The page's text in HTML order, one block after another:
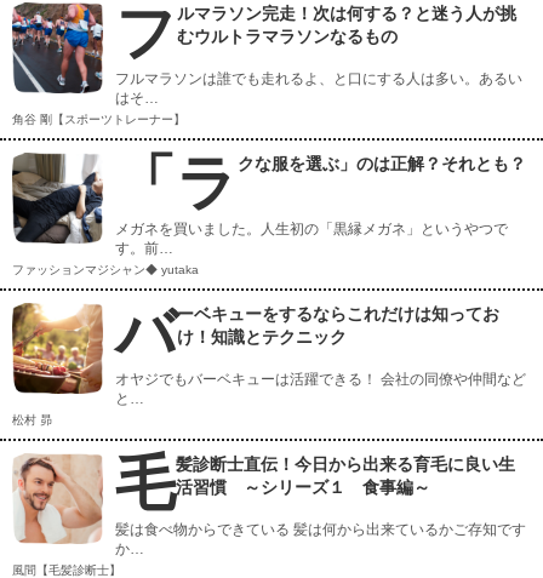
フ ルマラソン完走！次は何する？と迷う人が挑
むウルトラマラソンなるもの
フルマラソンは誰でも走れるよ、と口にする人は多い。あるい
はそ…
角谷 剛【スポーツトレーナー】
「ラ クな服を選ぶ」のは正解？それとも？
メガネを買いました。人生初の「黒縁メガネ」というやつで
す。前…
ファッションマジシャン◆ yutaka
バーベキューをするならこれだけは知ってお
け！知識とテクニック
オヤジでもバーベキューは活躍できる！ 会社の同僚や仲間など
と…
松村 昴
毛髪診断士直伝！今日から出来る育毛に良い生
活習慣 ～シリーズ１ 食事編～
髪は食べ物からできている 髪は何から出来ているかご存知です
か…
風間【毛髪診断士】